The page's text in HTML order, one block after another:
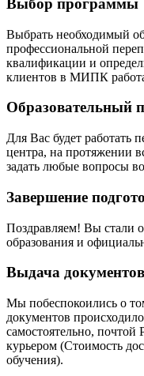
Выбор программы
Выбрать необходимый
профессиональной
квалификации и
клиентов в МИПК
Образовательный
Для Вас будет работать
центра, на протяжении
задать любые вопросы
Завершение
Поздравляем! Вы стали
образования и
Выдача документов
Мы побеспокоились о
документов
самостоятельно,
курьером (Стоимость
обучения).